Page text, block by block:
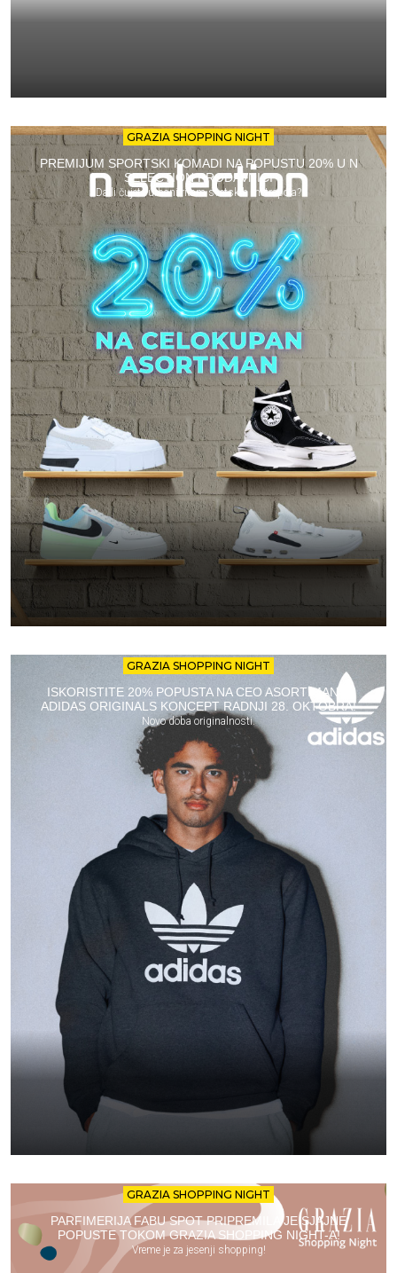
GRAZIA SHOPPING NIGHT
PREMIJUM SPORTSKI KOMADI NA POPUSTU 20% U N
SELECTION PRODAVNICI
Da li čujete urbani ritam svetskih metropola?
GRAZIA SHOPPING NIGHT
ISKORISTITE 20% POPUSTA NA CEO ASORTIMAN U
ADIDAS ORIGINALS KONCEPT RADNJI 28. OKTOBRA!
Novo doba originalnosti.
GRAZIA SHOPPING NIGHT
PARFIMERIJA FABU SPOT PRIPREMILA JE SJAJNE
POPUSTE TOKOM GRAZIA SHOPPING NIGHT-A!
Vreme je za jesenji shopping!